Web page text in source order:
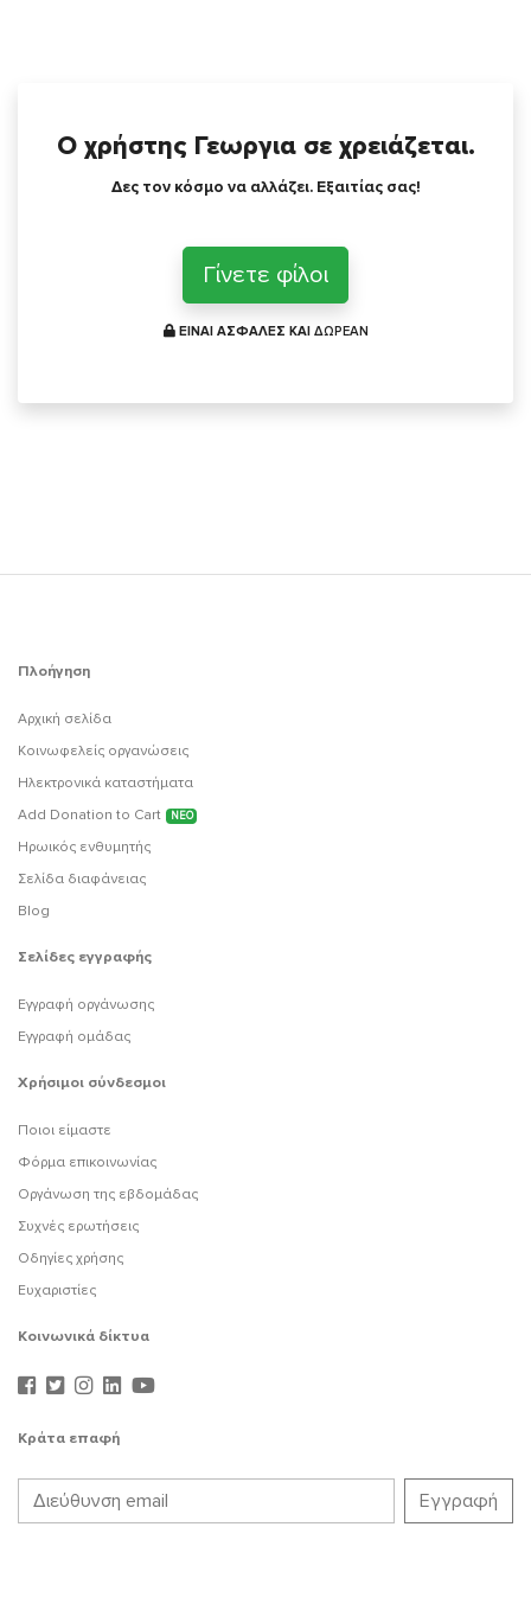
Ο χρήστης Γεωργια σε χρειάζεται.
Δες τον κόσμο να αλλάζει. Εξαιτίας σας!
Γίνετε φίλοι
ΕΙΝΑΙ ΑΣΦΑΛΕΣ ΚΑΙ ΔΩΡΕΑΝ
Πλοήγηση
Αρχική σελίδα
Κοινωφελείς οργανώσεις
Ηλεκτρονικά καταστήματα
Add Donation to Cart
ΝΕΟ
Ηρωικός ενθυμητής
Σελίδα διαφάνειας
Blog
Σελίδες εγγραφής
Εγγραφή οργάνωσης
Εγγραφή ομάδας
Χρήσιμοι σύνδεσμοι
Ποιοι είμαστε
Φόρμα επικοινωνίας
Οργάνωση της εβδομάδας
Συχνές ερωτήσεις
Οδηγίες χρήσης
Ευχαριστίες
Κοινωνικά δίκτυα
Κράτα επαφή